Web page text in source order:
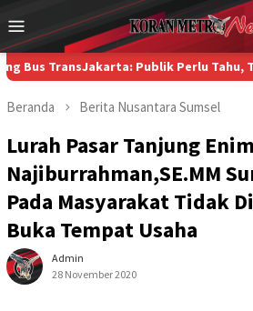
ke
konten
Menu
Mobile
Publik Perlu Tahu, Tunawisma
Beranda Berita Nusantara Sumsel
Lurah Pasar Tanjung Enim
Najiburrahman,SE.MM
Pada Masyarakat Tidak
Buka Tempat Usaha
Admin
28 November 2020